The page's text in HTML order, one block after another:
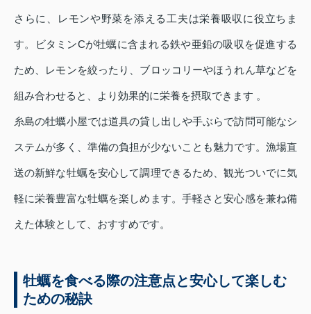
さらに、レモンや野菜を添える工夫は栄養吸収に役立ちま
す。ビタミンCが牡蠣に含まれる鉄や亜鉛の吸収を促進する
ため、レモンを絞ったり、ブロッコリーやほうれん草などを
組み合わせると、より効果的に栄養を摂取できます 。
糸島の牡蠣小屋では道具の貸し出しや手ぶらで訪問可能なシ
ステムが多く、準備の負担が少ないことも魅力です。漁場直
送の新鮮な牡蠣を安心して調理できるため、観光ついでに気
軽に栄養豊富な牡蠣を楽しめます。手軽さと安心感を兼ね備
えた体験として、おすすめです。
牡蠣を食べる際の注意点と安心して楽しむ
ための秘訣